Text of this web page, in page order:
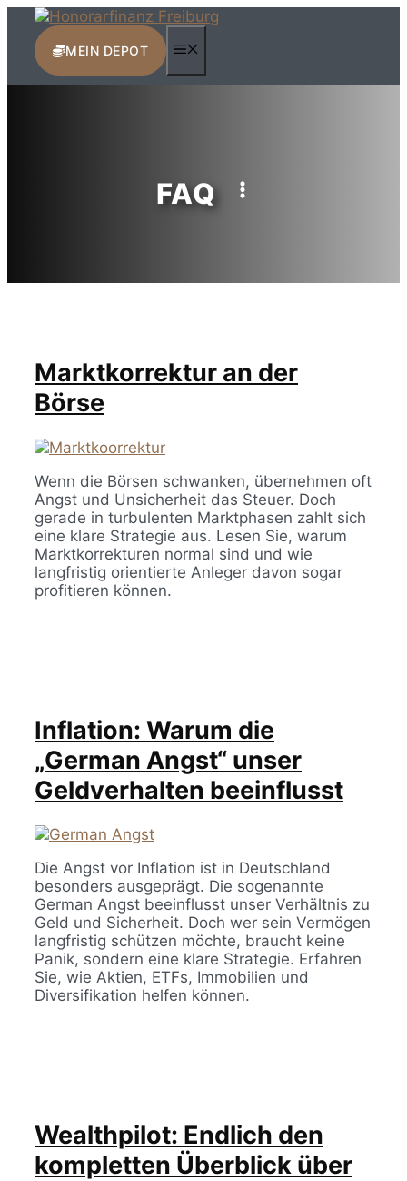
Zum
Inhalt
springenMEIN DEPOT
FAQ
Marktkorrektur an der
Börse
Wenn die Börsen schwanken, übernehmen oft
Angst und Unsicherheit das Steuer. Doch
gerade in turbulenten Marktphasen zahlt sich
eine klare Strategie aus. Lesen Sie, warum
Marktkorrekturen normal sind und wie
langfristig orientierte Anleger davon sogar
profitieren können.
Inflation: Warum die
„German Angst“ unser
Geldverhalten beeinflusst
Die Angst vor Inflation ist in Deutschland
besonders ausgeprägt. Die sogenannte
German Angst beeinflusst unser Verhältnis zu
Geld und Sicherheit. Doch wer sein Vermögen
langfristig schützen möchte, braucht keine
Panik, sondern eine klare Strategie. Erfahren
Sie, wie Aktien, ETFs, Immobilien und
Diversifikation helfen können.
Wealthpilot: Endlich den
kompletten Überblick über